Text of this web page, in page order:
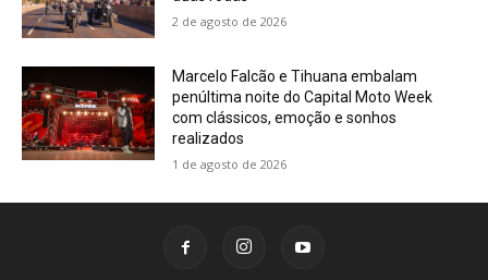
2 de agosto de 2026
Marcelo Falcão e Tihuana embalam
penúltima noite do Capital Moto Week
com clássicos, emoção e sonhos
realizados
1 de agosto de 2026